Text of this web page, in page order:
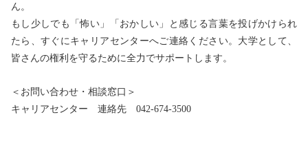
ん。
もし少しでも「怖い」「おかしい」と感じる言葉を投げかけられ
たら、すぐにキャリアセンターへご連絡ください。大学として、
皆さんの権利を守るために全力でサポートします。
＜お問い合わせ・相談窓口＞
キャリアセンター 連絡先 042-674-3500